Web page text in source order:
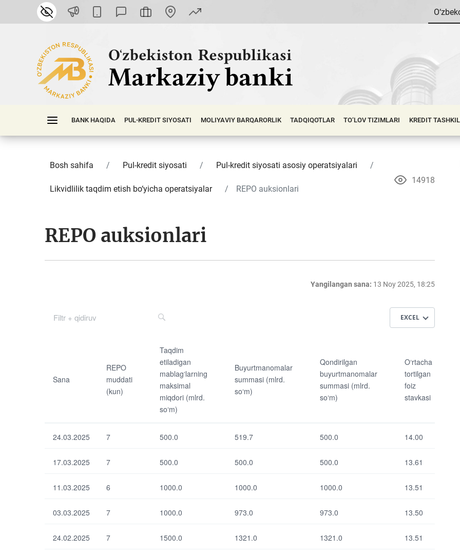
BANK HAQIDA PUL-KREDIT SIYOSATI MOLIYAVIY BАRQАRОRLIK TADQIQOTLAR TO‘LOV TIZIMLARI KREDIT
Bosh sahifa Pul-kredit siyosati Pul-kredit siyosati asosiy operatsiyalari
Likvidlilik taqdim etish bo‘yicha operatsiyalar REPO auksionlari
14918
REPO auksionlari
Yangilangan sana: 13 Noy 2025, 18:25
EXCEL
(kun)
Taqdim
etiladigan
mablag‘larning
maksimal
miqdori (mlrd.
so‘m)
ar summasi
ar summasi
(mlrd. so‘m)
chegirish
stavkasi
Maksimal stavka
Выбрать все Отменить все
Sana
REPO
muddati
(kun)
Taqdim
etiladigan
mablag‘larning
maksimal
miqdori (mlrd.
so‘m)
Buyurtmanomalar
summasi (mlrd.
so‘m)
Qondirilgan
buyurtmanomalar
summasi (mlrd.
so‘m)
O‘rtacha
tortilgan
foiz
stavkasi
24.03.2025 7 500.0 519.7 500.0 14.00
17.03.2025 7 500.0 500.0 500.0 13.61
11.03.2025 6 1000.0 1000.0 1000.0 13.51
03.03.2025 7 1000.0 973.0 973.0 13.50
24.02.2025 7 1500.0 1321.0 1321.0 13.51